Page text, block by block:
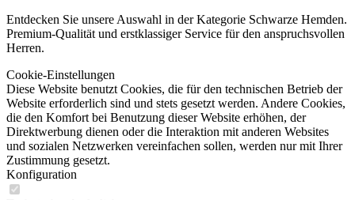
Entdecken Sie unsere Auswahl in der Kategorie Schwarze Hemden.
Premium-Qualität und erstklassiger Service für den anspruchsvollen
Herren.
Cookie-Einstellungen
Diese Website benutzt Cookies, die für den technischen Betrieb der
Website erforderlich sind und stets gesetzt werden. Andere Cookies,
die den Komfort bei Benutzung dieser Website erhöhen, der
Direktwerbung dienen oder die Interaktion mit anderen Websites
und sozialen Netzwerken vereinfachen sollen, werden nur mit Ihrer
Zustimmung gesetzt.
Konfiguration